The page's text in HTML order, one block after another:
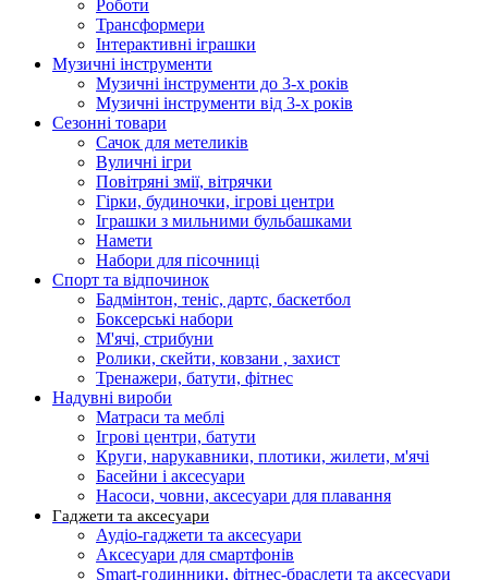
Роботи
Трансформери
Інтерактивні іграшки
Музичні інструменти
Музичні інструменти до 3-х років
Музичні інструменти від 3-х років
Сезонні товари
Сачок для метеликів
Вуличні ігри
Повітряні змії, вітрячки
Гірки, будиночки, ігрові центри
Іграшки з мильними бульбашками
Намети
Набори для пісочниці
Спорт та відпочинок
Бадмінтон, теніс, дартс, баскетбол
Боксерські набори
М'ячі, стрибуни
Ролики, скейти, ковзани , захист
Тренажери, батути, фітнес
Надувні вироби
Матраси та меблі
Ігрові центри, батути
Круги, нарукавники, плотики, жилети, м'ячі
Басейни і аксесуари
Насоси, човни, аксесуари для плавання
Гаджети та аксесуари
Аудіо-гаджети та аксесуари
Аксесуари для смартфонів
Smart-годинники, фітнес-браслети та аксесуари